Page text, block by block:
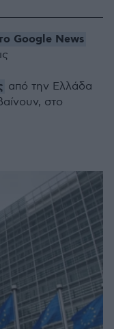
Google News
από την Ελλάδα
στο